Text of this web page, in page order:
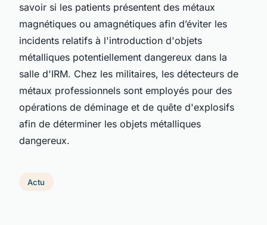
savoir si les patients présentent des métaux
magnétiques ou amagnétiques afin d’éviter les
incidents relatifs à l'introduction d'objets
métalliques potentiellement dangereux dans la
salle d'IRM. Chez les militaires, les détecteurs de
métaux professionnels sont employés pour des
opérations de déminage et de quête d'explosifs
afin de déterminer les objets métalliques
dangereux.
Actu